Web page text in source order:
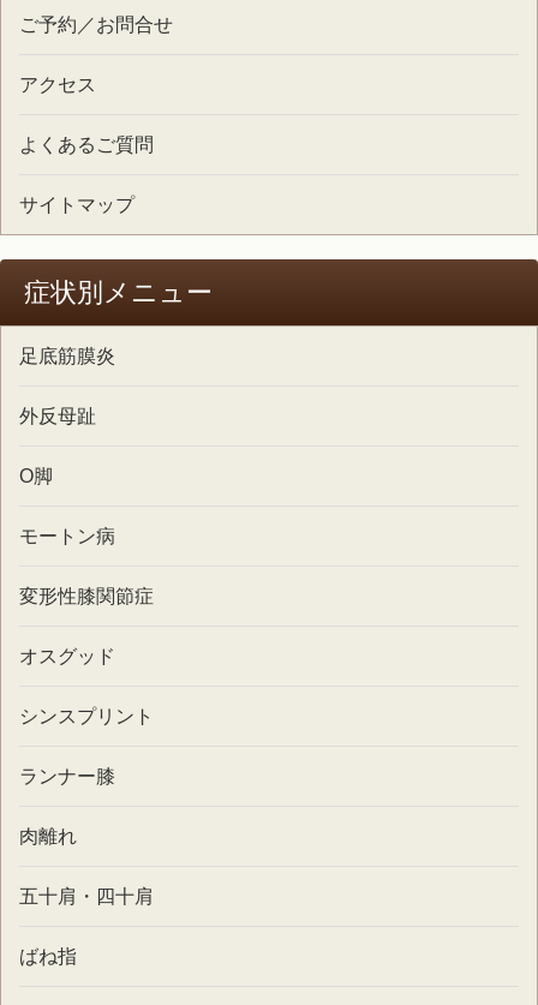
ご予約／お問合せ
アクセス
よくあるご質問
サイトマップ
症状別メニュー
足底筋膜炎
外反母趾
O脚
モートン病
変形性膝関節症
オスグッド
シンスプリント
ランナー膝
肉離れ
五十肩・四十肩
ばね指